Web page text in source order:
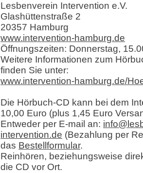
Lesbenverein Intervention e.V.
Glashüttenstraße 2
20357 Hamburg
www.intervention-hamburg.de
Öffnungszeiten: Donnerstag,
Weitere Informationen zum
finden Sie unter:
www.intervention-hamburg.de/
Die Hörbuch-CD kann bei dem
10,00 Euro (plus 1,45 Euro
Entweder per E-mail an:
intervention.de (Bezahlung per
das Bestellformular.
Reinhören, beziehungsweise
die CD vor Ort.